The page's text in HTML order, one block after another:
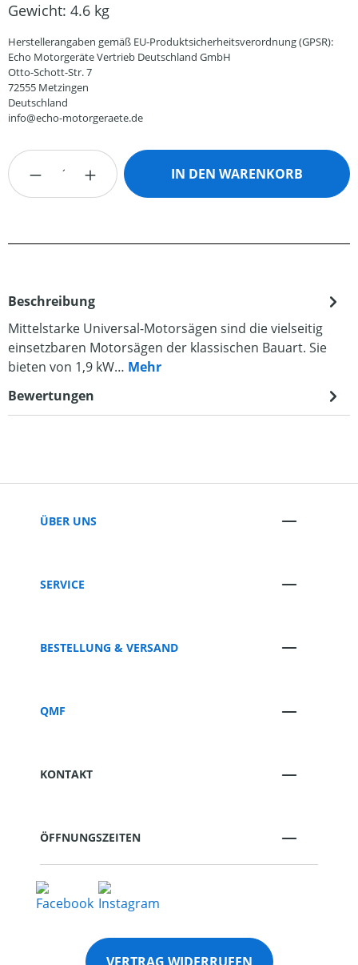
Gewicht: 4.6 kg
Herstellerangaben gemäß EU-Produktsicherheitsverordnung (GPSR):
Echo Motorgeräte Vertrieb Deutschland GmbH
Otto-Schott-Str. 7
72555 Metzingen
Deutschland
info@echo-motorgeraete.de
Produkt Anzahl: Gib den gewünschten
IN DEN WARENKORB
Beschreibung
Mittelstarke Universal-Motorsägen sind die vielseitig
einsetzbaren Motorsägen der klassischen Bauart. Sie
bieten von 1,9 kW… Mehr
Bewertungen
ÜBER UNS
SERVICE
BESTELLUNG & VERSAND
QMF
KONTAKT
ÖFFNUNGSZEITEN